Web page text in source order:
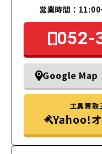
営業時間：11:00
052-
Google Map
工具買
Yahoo!